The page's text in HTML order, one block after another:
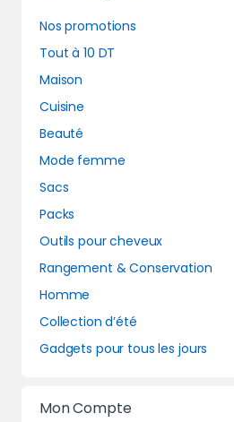
Nos promotions
Tout à 10 DT
Maison
Cuisine
Beauté
Mode femme
Sacs
Packs
Outils pour cheveux
Rangement & Conservation
Homme
Collection d’été
Gadgets pour tous les jours
Mon Compte